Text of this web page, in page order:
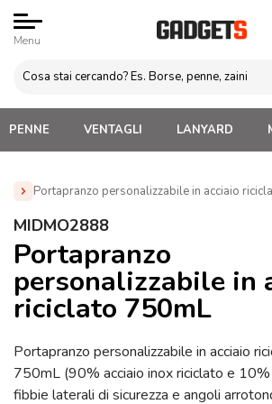
Menu
PENNE VENTAGLI LANYARD
Portapranzo personalizzabile in acciaio
Home » Gadget Cucina
(MIDMO2888)
MIDMO2888
Portapranzo
personalizzabile in
riciclato 750mL
Portapranzo personalizzabile in acciaio
750mL (90% acciaio inox riciclato e 10%
fibbie laterali di sicurezza e angoli